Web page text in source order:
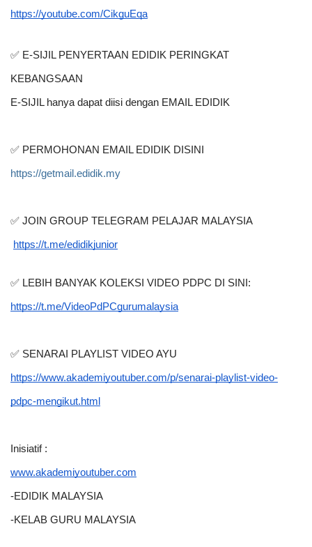
https://youtube.com/CikguEqa
✅ E-SIJIL PENYERTAAN EDIDIK PERINGKAT
KEBANGSAAN
E-SIJIL hanya dapat diisi dengan EMAIL EDIDIK
✅ PERMOHONAN EMAIL EDIDIK DISINI
https://getmail.edidik.my
✅ JOIN GROUP TELEGRAM PELAJAR MALAYSIA
https://t.me/edidikjunior
✅ LEBIH BANYAK KOLEKSI VIDEO PDPC DI SINI:
https://t.me/VideoPdPCgurumalaysia
✅ SENARAI PLAYLIST VIDEO AYU
https://www.akademiyoutuber.com/p/senarai-playlist-video-
pdpc-mengikut.html
Inisiatif :
www.akademiyoutuber.com
-EDIDIK MALAYSIA
-KELAB GURU MALAYSIA